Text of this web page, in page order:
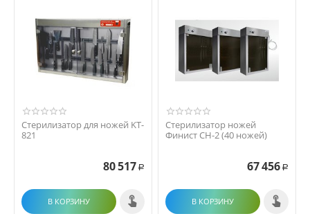
Стерилизатор для ножей KT-
821
80 517 Р
В КОРЗИНУ
Стерилизатор ножей
Финист СН-2 (40 ножей)
67 456 Р
В КОРЗИНУ